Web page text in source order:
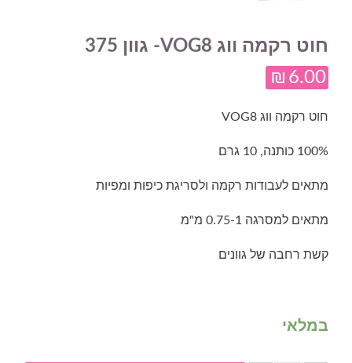
חוט רקמה ווג VOG8- גוון 375
₪ 6.00
חוט רקמה ווג VOG8
100% כותנה, 10 גרם
מתאים לעבודות רקמה ולסריגת כיפות ומפיות
מתאים למסרגה 0.75-1 מ"מ
קשת רחבה של גוונים
במלאי